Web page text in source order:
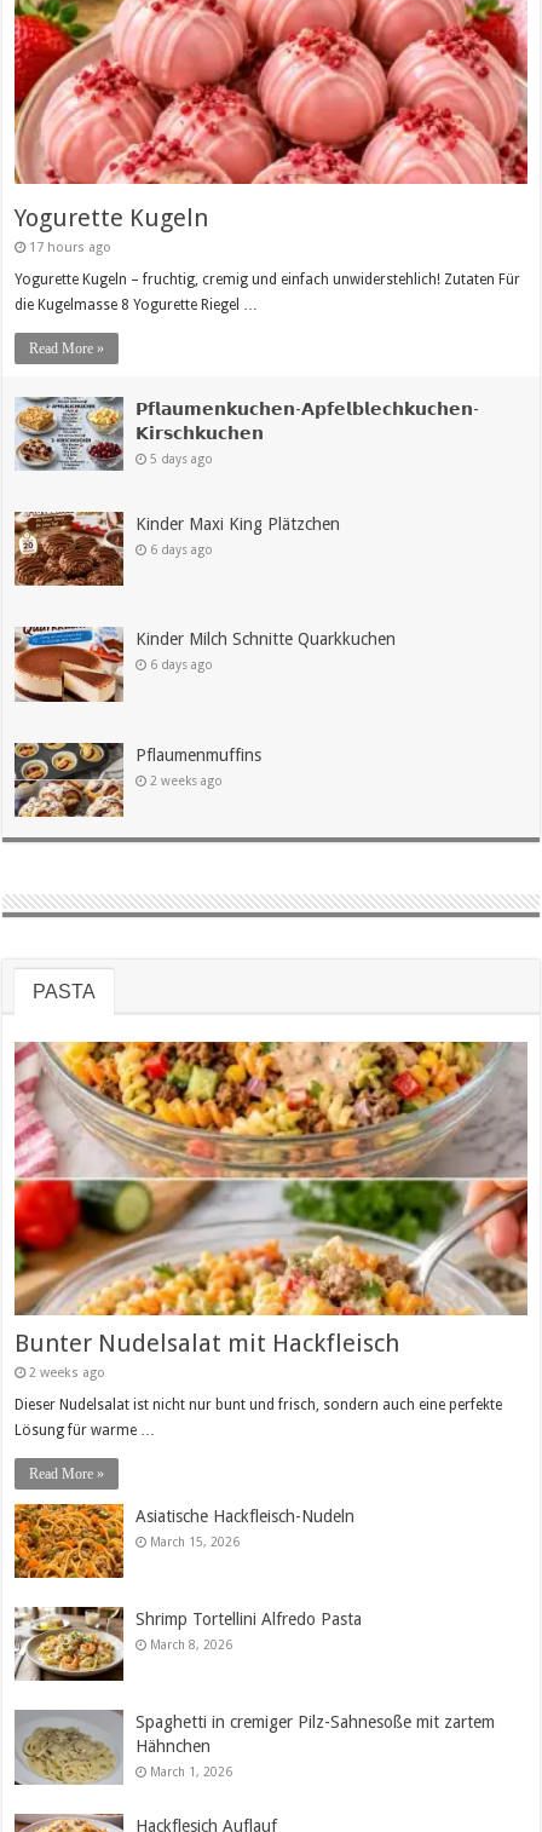
Yogurette Kugeln
17 hours ago
Yogurette Kugeln – fruchtig, cremig und einfach unwiderstehlich! Zutaten Für
die Kugelmasse 8 Yogurette Riegel …
Read More »
𝗣𝗳𝗹𝗮𝘂𝗺𝗲𝗻𝗸𝘂𝗰𝗵𝗲𝗻-𝗔𝗽𝗳𝗲𝗹𝗯𝗹𝗲𝗰𝗵𝗸𝘂𝗰𝗵𝗲𝗻-
𝗞𝗶𝗿𝘀𝗰𝗵𝗸𝘂𝗰𝗵𝗲𝗻
5 days ago
Kinder Maxi King Plätzchen
6 days ago
Kinder Milch Schnitte Quarkkuchen
6 days ago
Pflaumenmuffins
2 weeks ago
PASTA
Bunter Nudelsalat mit Hackfleisch
2 weeks ago
Dieser Nudelsalat ist nicht nur bunt und frisch, sondern auch eine perfekte
Lösung für warme …
Read More »
Asiatische Hackfleisch-Nudeln
March 15, 2026
Shrimp Tortellini Alfredo Pasta
March 8, 2026
Spaghetti in cremiger Pilz-Sahnesoße mit zartem
Hähnchen
March 1, 2026
Hackflesich Auflauf